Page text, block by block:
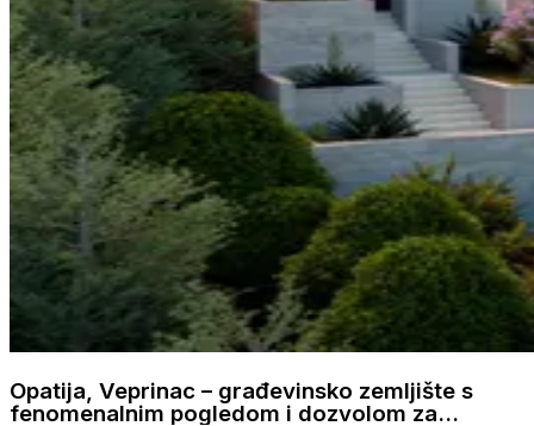
Opatija, Veprinac – građevinsko zemljište s
fenomenalnim pogledom i dozvolom za